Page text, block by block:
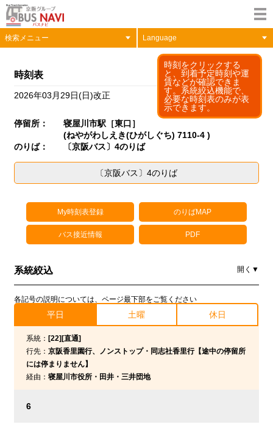
検索メニュー Language
時刻をクリックする
と、到着予定時刻や運
賃などが確認できま
す。系統絞込機能で、
必要な時刻表のみが表
示できます。
時刻表
2026年03月29日(日)改正
停留所：
寝屋川市駅［東口］
(ねやがわしえき(ひがしぐち) 7110-4 )
のりば：
〔京阪バス〕4のりば
〔京阪バス〕4のりば
My時刻表登録 のりばMAP
バス接近情報 PDF
系統絞込 開く▼
各記号の説明については、ページ最下部をご覧ください
平日 土曜 休日
系統： [22][直通]
行先：京阪香里園行、ノンストップ・同志社香里行【途中の停留所
には停まりません】
経由：寝屋川市役所・田井・三井団地
6